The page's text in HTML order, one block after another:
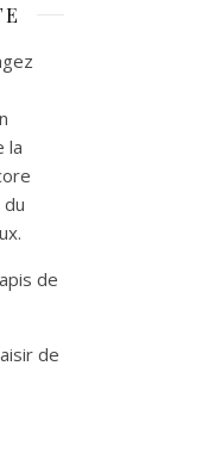
la
de
de